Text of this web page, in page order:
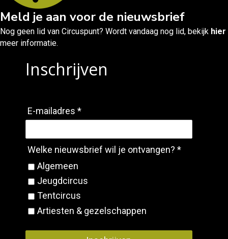
Meld je aan voor de nieuwsbrief
Nog geen lid van Circuspunt? Wordt vandaag nog lid, bekijk hier
meer informatie.
Inschrijven
E-mailadres *
Welke nieuwsbrief wil je ontvangen? *
Algemeen
Jeugdcircus
Tentcircus
Artiesten & gezelschappen